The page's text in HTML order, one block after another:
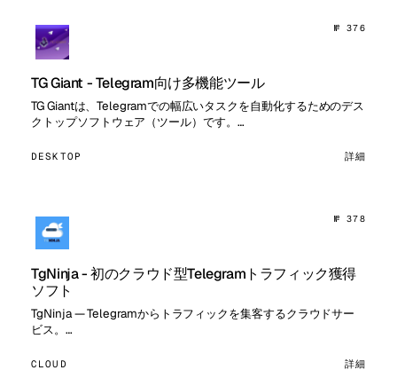
№ 376
TG Giant - Telegram向け多機能ツール
TG Giantは、Telegramでの幅広いタスクを自動化するためのデス
クトップソフトウェア（ツール）です。…
DESKTOP 詳細
№ 378
TgNinja - 初のクラウド型Telegramトラフィック獲得
ソフト
TgNinja — Telegramからトラフィックを集客するクラウドサー
ビス。…
CLOUD 詳細